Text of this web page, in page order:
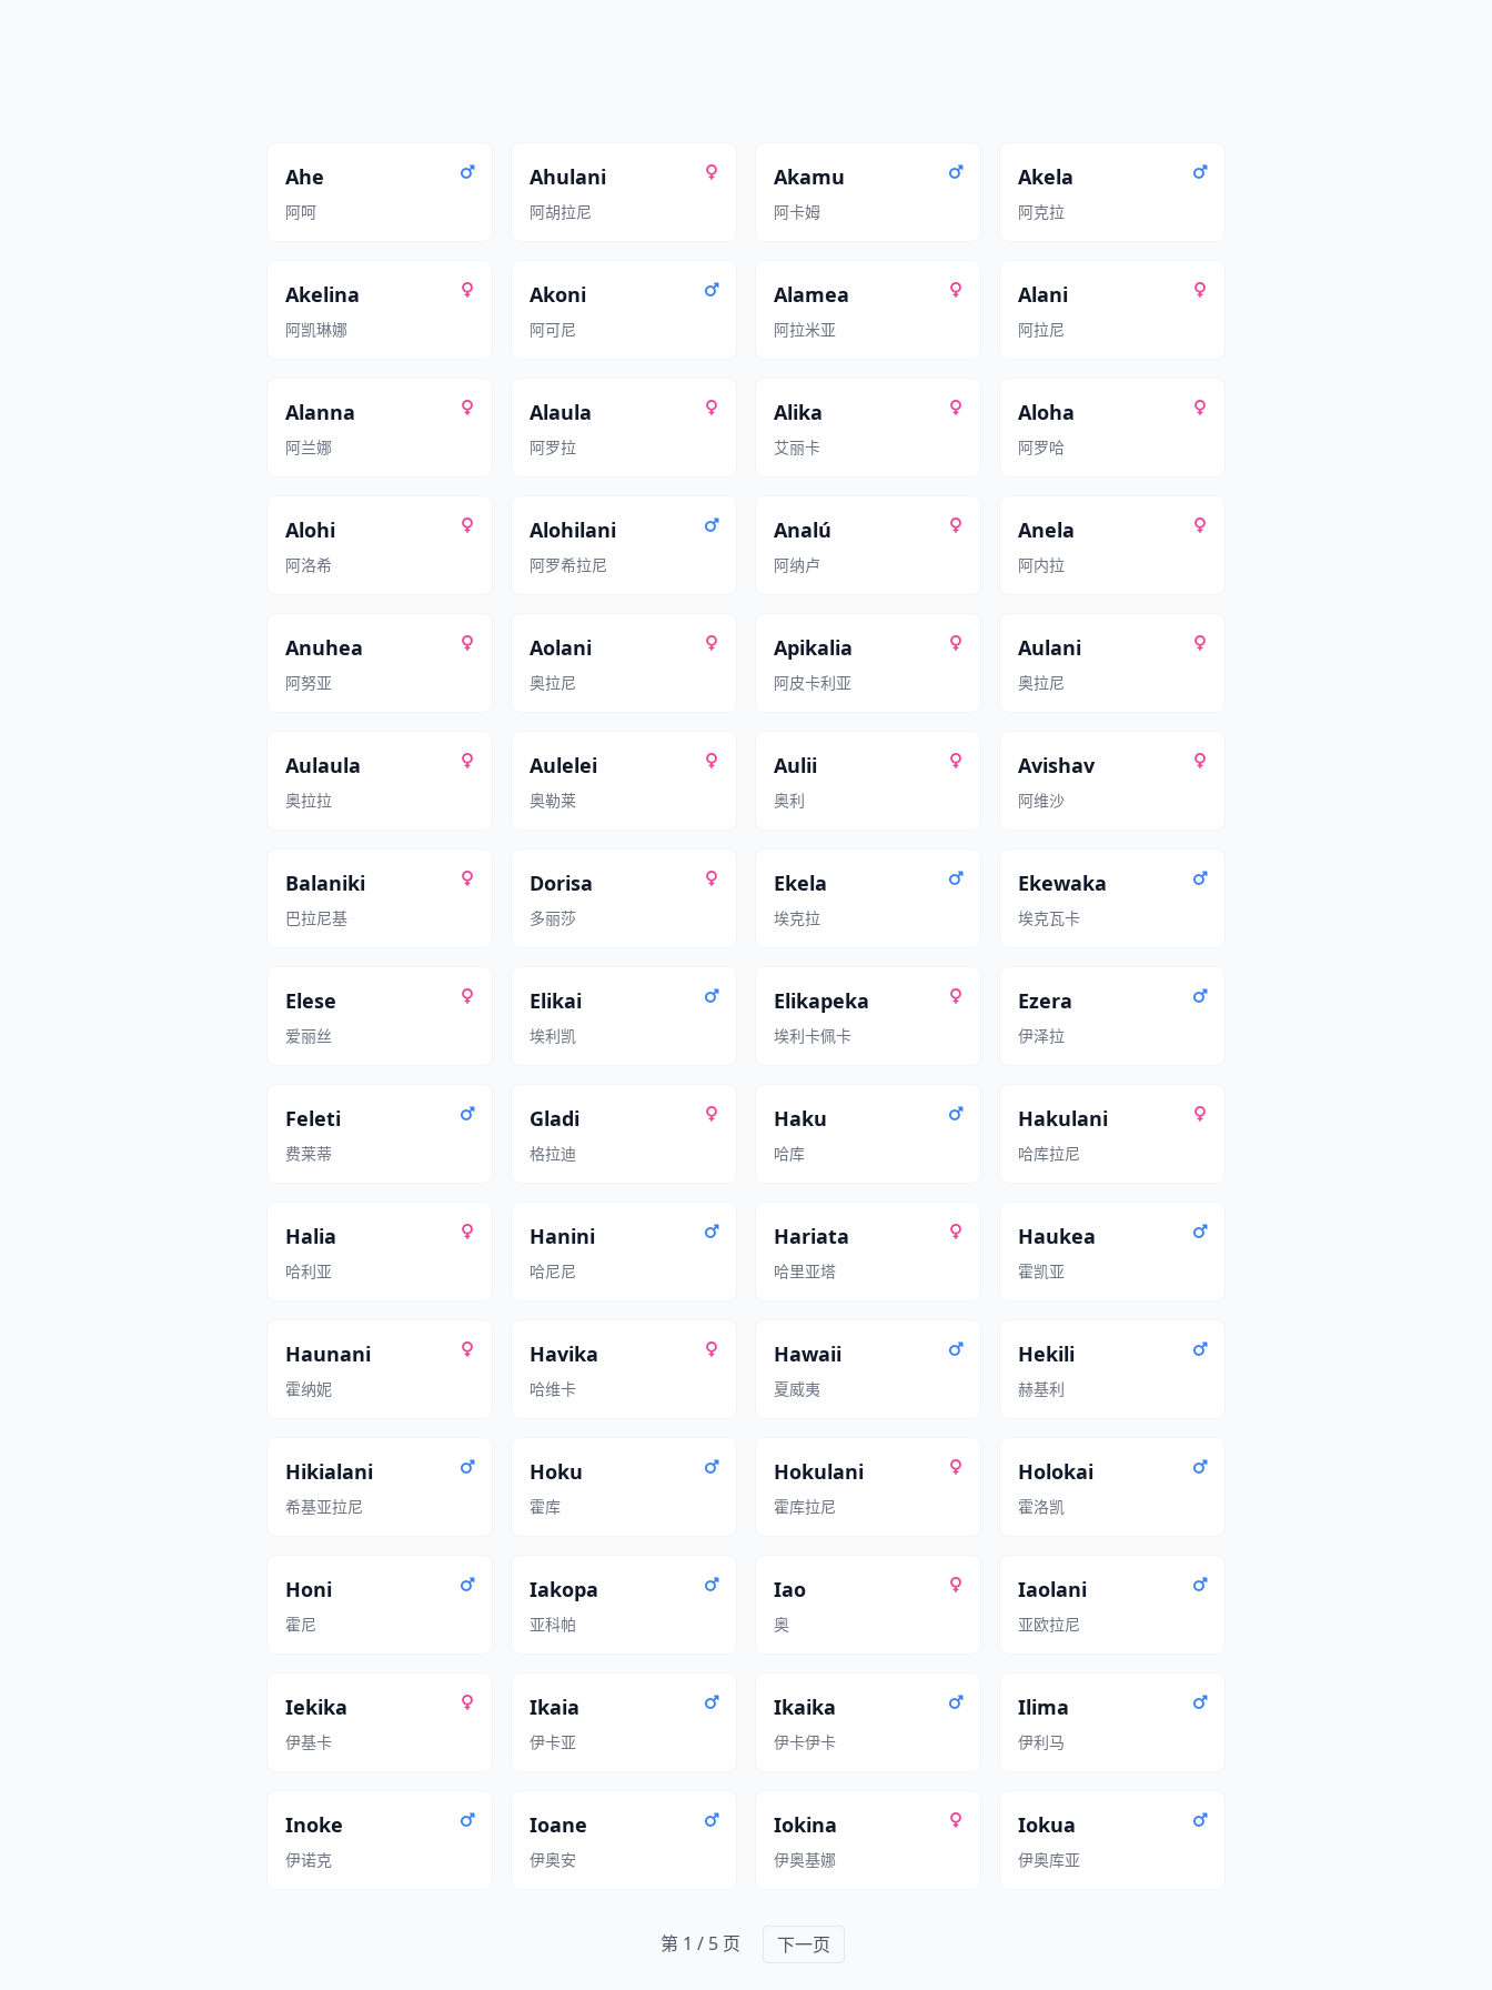
Ahe
阿呵
Ahulani
阿胡拉尼
Akamu
阿卡姆
Akela
阿克拉
Akelina
阿凯琳娜
Akoni
阿可尼
Alamea
阿拉米亚
Alani
阿拉尼
Alanna
阿兰娜
Alaula
阿罗拉
Alika
艾丽卡
Aloha
阿罗哈
Alohi
阿洛希
Alohilani
阿罗希拉尼
Analú
阿纳卢
Anela
阿内拉
Anuhea
阿努亚
Aolani
奥拉尼
Apikalia
阿皮卡利亚
Aulani
奥拉尼
Aulaula
奥拉拉
Aulelei
奥勒莱
Aulii
奥利
Avishav
阿维沙
Balaniki
巴拉尼基
Dorisa
多丽莎
Ekela
埃克拉
Ekewaka
埃克瓦卡
Elese
爱丽丝
Elikai
埃利凯
Elikapeka
埃利卡佩卡
Ezera
伊泽拉
Feleti
费莱蒂
Gladi
格拉迪
Haku
哈库
Hakulani
哈库拉尼
Halia
哈利亚
Hanini
哈尼尼
Hariata
哈里亚塔
Haukea
霍凯亚
Haunani
霍纳妮
Havika
哈维卡
Hawaii
夏威夷
Hekili
赫基利
Hikialani
希基亚拉尼
Hoku
霍库
Hokulani
霍库拉尼
Holokai
霍洛凯
Honi
霍尼
Iakopa
亚科帕
Iao
奥
Iaolani
亚欧拉尼
Iekika
伊基卡
Ikaia
伊卡亚
Ikaika
伊卡伊卡
Ilima
伊利马
Inoke
伊诺克
Ioane
伊奥安
Iokina
伊奥基娜
Iokua
伊奥库亚
第 1 / 5 页 下一页